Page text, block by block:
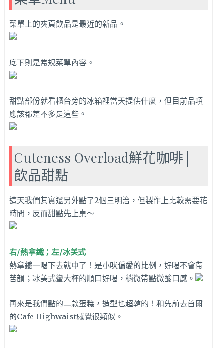
菜單上的夾頁飲品是最近的新品。
底下則是常規菜單內容。
甜點部份就看櫃台旁的冰箱裡當天提供什麼，但目前品項
應該都差不多是這些。
Cuteness Overload鮮花咖啡│
飲品甜點
這天我們其實還另外點了2個三明治，但製作上比較需要花
時間，反而甜點先上桌～
右/熱拿鐵；左/冰美式
熱拿鐵一喝下去就中了！是小吠偏愛的比例，好喝不會帶
苦韻；冰美式蠻大杯的順口好喝，稍微帶點微酸口感。
再來是我們點的二款蛋糕，造型也超韓的！和先前去首爾
的Cafe Highwaist感覺很類似。